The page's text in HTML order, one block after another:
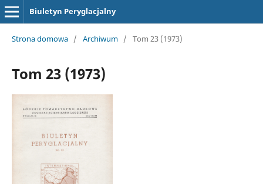
Biuletyn Peryglacjalny
Strona domowa / Archiwum / Tom 23 (1973)
Tom 23 (1973)